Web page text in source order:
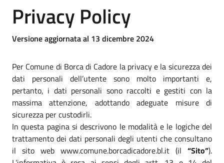
Privacy Policy
Versione aggiornata al 13 dicembre 2024
Per Comune di Borca di Cadore la privacy e la sicurezza dei
dati personali dell’utente sono molto importanti e,
pertanto, i dati personali sono raccolti e gestiti con la
massima attenzione, adottando adeguate misure di
sicurezza per custodirli.
In questa pagina si descrivono le modalità e le logiche del
trattamento dei dati personali degli utenti che consultano
il sito web www.comune.borcadicadore.bl.it (il “Sito”).